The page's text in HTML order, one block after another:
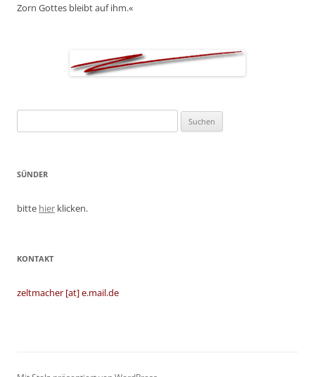
Zorn Gottes bleibt auf ihm.«
nach:
SÜNDER
bitte hier klicken.
KONTAKT
zeltmacher [at] e.mail.de